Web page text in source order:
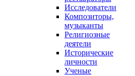
Исследователи
Композиторы,
музыканты
Религиозные
деятели
Исторические
личности
Ученые